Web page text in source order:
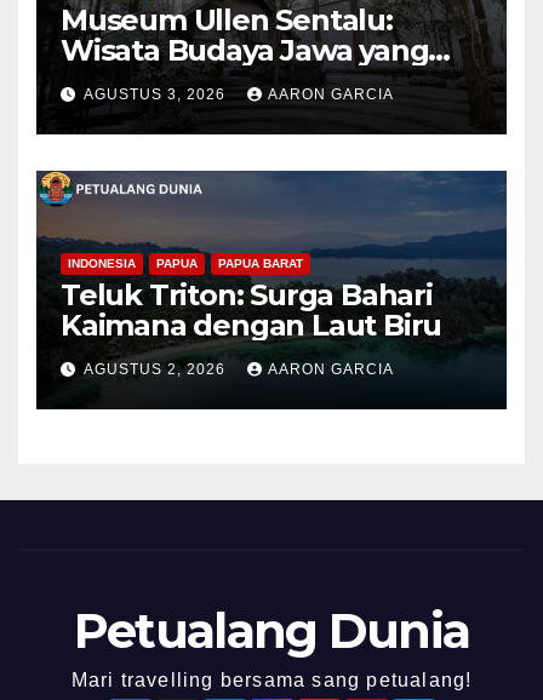
Museum Ullen Sentalu:
Wisata Budaya Jawa yang
Elegan di Lereng Kaliurang
AGUSTUS 3, 2026 AARON GARCIA
INDONESIA PAPUA PAPUA BARAT
Teluk Triton: Surga Bahari
Kaimana dengan Laut Biru
AGUSTUS 2, 2026 AARON GARCIA
Petualang Dunia
Mari travelling bersama sang petualang!